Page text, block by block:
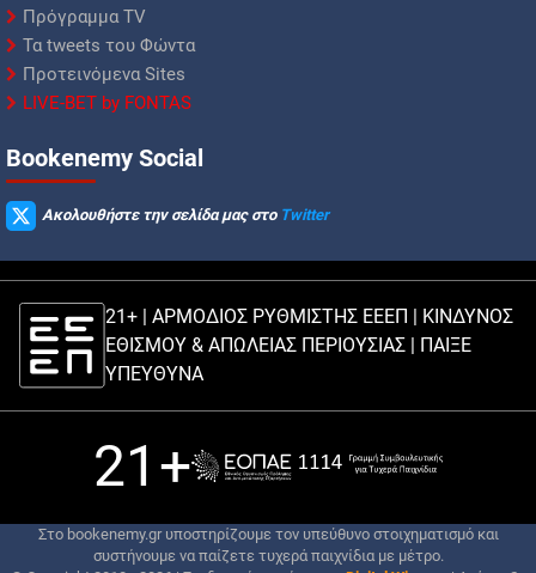
Πρόγραμμα TV
Τα tweets του Φώντα
Προτεινόμενα Sites
LIVE-BET by FONTAS
Βookenemy Social
Ακολουθήστε την σελίδα μας στο Twitter
21+ | ΑΡΜΟΔΙΟΣ ΡΥΘΜΙΣΤΗΣ ΕΕΕΠ | ΚΙΝΔΥΝΟΣ
ΕΘΙΣΜΟΥ & ΑΠΩΛΕΙΑΣ ΠΕΡΙΟΥΣΙΑΣ | ΠΑΙΞΕ
ΥΠΕΥΘΥΝΑ
21+
Στο bookenemy.gr υποστηρίζουμε τον υπεύθυνο στοιχηματισμό και
συστήνουμε να παίζετε τυχερά παιχνίδια με μέτρο.